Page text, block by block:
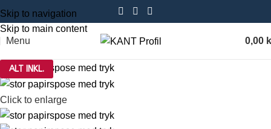
Skip to navigation
Skip to main content
Menu
0,00
Click to enlarge
ALT INKL.